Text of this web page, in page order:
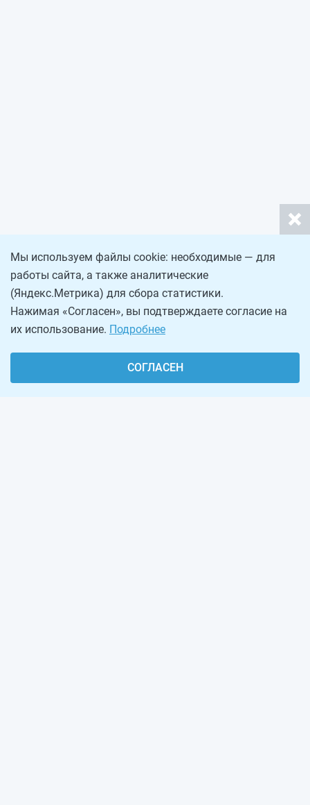
Мы используем файлы cookie: необходимые — для
работы сайта, а также аналитические
(Яндекс.Метрика) для сбора статистики.
Нажимая «Согласен», вы подтверждаете согласие на
их использование. Подробнее
СОГЛАСЕН